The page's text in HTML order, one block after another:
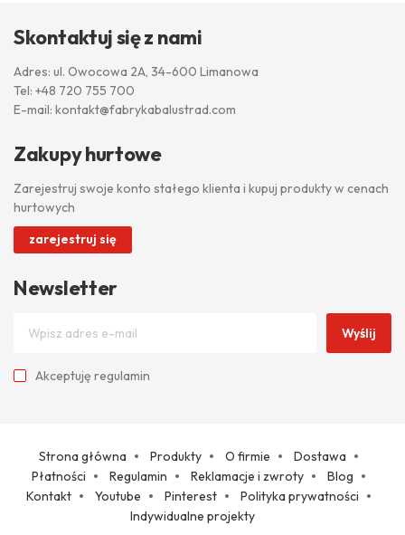
Skontaktuj się z nami
Adres: ul. Owocowa 2A, 34-600 Limanowa
Tel: +48 720 755 700
E-mail: kontakt@fabrykabalustrad.com
Zakupy hurtowe
Zarejestruj swoje konto stałego klienta i kupuj produkty w cenach
hurtowych
zarejestruj się
Newsletter
Wyślij
Akceptuję regulamin
Strona główna Produkty O firmie
Dostawa
Płatności
Regulamin Reklamacje i zwroty
Blog
Kontakt
Youtube Pinterest
Polityka prywatności
Indywidualne projekty